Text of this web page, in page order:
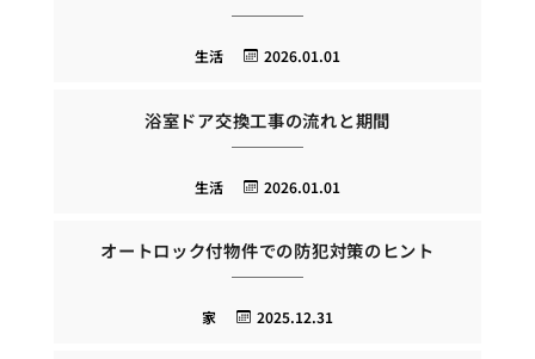
2026.01.01
生活
浴室ドア交換工事の流れと期間
2026.01.01
生活
オートロック付物件での防犯対策のヒント
2025.12.31
家